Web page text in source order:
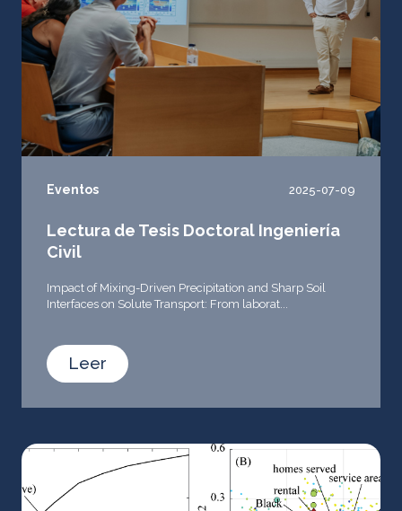
Eventos 2025-07-09
Lectura de Tesis Doctoral Ingeniería
Civil
Impact of Mixing-Driven Precipitation and Sharp Soil
Interfaces on Solute Transport: From laborat...
Leer